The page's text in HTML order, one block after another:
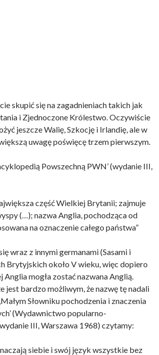
skupić się na zagadnieniach takich jak
i Zjednoczone Królestwo. Oczywiście
jeszcze Walię, Szkocję i Irlandię, ale w
uwagę poświęcę trzem pierwszym.
Powszechną PWN’ (wydanie III,
część Wielkiej Brytanii; zajmuje
(…); nazwa Anglia, pochodząca od
na oznaczenie całego państwa”
wraz z innymi germanami (Sasami i
Brytyjskich około V wieku, więc dopiero
Anglia mogła zostać nazwana Anglią.
jest bardzo możliwym, że nazwę tę nadali
Słowniku pochodzenia i znaczenia
(Wydawnictwo popularno-
III, Warszawa 1968) czytamy:
siebie i swój język wszystkie bez